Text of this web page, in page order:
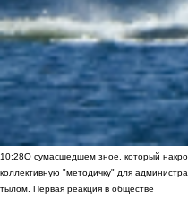
10:28О сумасшедшем зное, который
коллективную "методичку" для
тылом. Первая реакция в обществе